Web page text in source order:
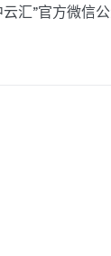
汇”官方微信